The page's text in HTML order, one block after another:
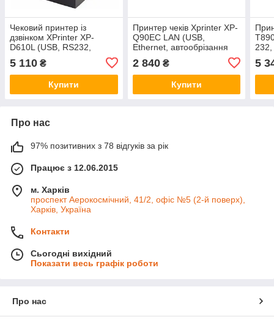
Чековий принтер із
дзвінком XPrinter XP-
D610L (USB, RS232,
чека, 58/80 мм)
5 110 ₴
Купити
Принтер чеків Xprinter XP-
Q90EC LAN (USB,
Ethernet, автообрізання
2 840₴
Купити
232,
5
Про нас
97% позитивних з 78 відгуків за рік
Працює з 12.06.2015
м. Харків
проспект Аерокосмічний, 41/2, офіс №5 (2-й поверх),
Харків, Україна
Контакти
Сьогодні вихідний
Показати весь графік роботи
Про нас